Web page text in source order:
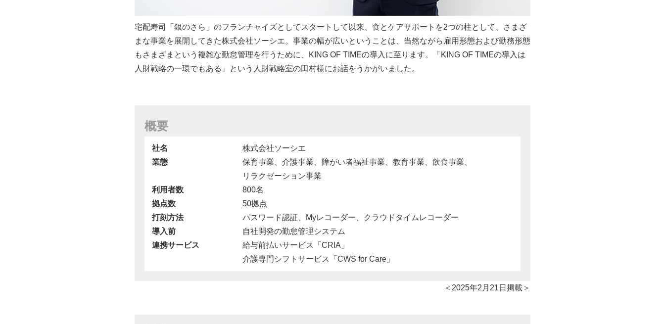
宅配寿司「銀のさら」のフランチャイズとしてスタートして以来、食とケアサポートを2つの柱として、さまざ
まな事業を展開してきた株式会社ソーシエ。事業の幅が広いということは、当然ながら雇用形態および勤務形態
もさまざまという複雑な勤怠管理を行うために、KING OF TIMEの導入に至ります。「KING OF TIMEの導入は
人財戦略の一環でもある」という人財戦略室の田村様にお話をうかがいました。
概要
社名
株式会社ソーシエ
業態
保育事業、介護事業、障がい者福祉事業、教育事業、飲食事業、
リラクゼーション事業
利用者数
800名
拠点数
50拠点
打刻方法
パスワード認証、Myレコーダー、クラウドタイムレコーダー
導入前
自社開発の勤怠管理システム
連携サービス
給与前払いサービス「CRIA」
介護専門シフトサービス「CWS for Care」
＜2025年2月21日掲載＞